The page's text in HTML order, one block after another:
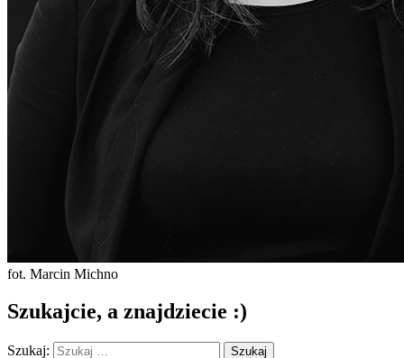
fot. Marcin Michno
Szukajcie, a znajdziecie :)
Szukaj: